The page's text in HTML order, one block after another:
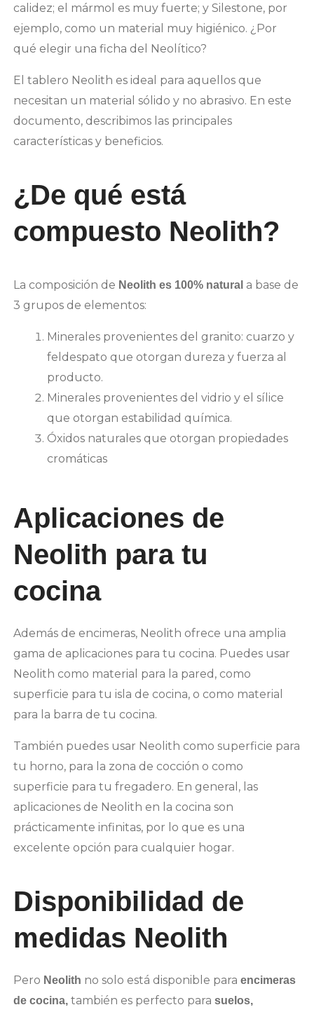
calidez; el mármol es muy fuerte; y Silestone, por
ejemplo, como un material muy higiénico. ¿Por
qué elegir una ficha del Neolítico?
El tablero Neolith es ideal para aquellos que
necesitan un material sólido y no abrasivo. En este
documento, describimos las principales
características y beneficios.
¿De qué está
compuesto Neolith?
La composición de Neolith es 100% natural a base de
3 grupos de elementos:
Minerales provenientes del granito: cuarzo y
feldespato que otorgan dureza y fuerza al
producto.
Minerales provenientes del vidrio y el sílice
que otorgan estabilidad química.
Óxidos naturales que otorgan propiedades
cromáticas
Aplicaciones de
Neolith para tu
cocina
Además de encimeras, Neolith ofrece una amplia
gama de aplicaciones para tu cocina. Puedes usar
Neolith como material para la pared, como
superficie para tu isla de cocina, o como material
para la barra de tu cocina.
También puedes usar Neolith como superficie para
tu horno, para la zona de cocción o como
superficie para tu fregadero. En general, las
aplicaciones de Neolith en la cocina son
prácticamente infinitas, por lo que es una
excelente opción para cualquier hogar.
Disponibilidad de
medidas Neolith
Pero Neolith no solo está disponible para encimeras
de cocina, también es perfecto para suelos,